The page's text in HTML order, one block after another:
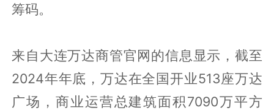
筹码。
来自大连万达商管官网的信息显示，截至
2024年年底，万达在全国开业513座万达
广场，商业运营总建筑面积7090万平方